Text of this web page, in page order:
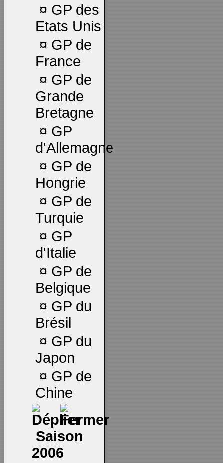
¤ GP des
Etats Unis
¤ GP de
France
¤ GP de
Grande
Bretagne
¤ GP
d'Allemagne
¤ GP de
Hongrie
¤ GP de
Turquie
¤ GP
d'Italie
¤ GP de
Belgique
¤ GP du
Brésil
¤ GP du
Japon
¤ GP de
Chine
Saison
2006